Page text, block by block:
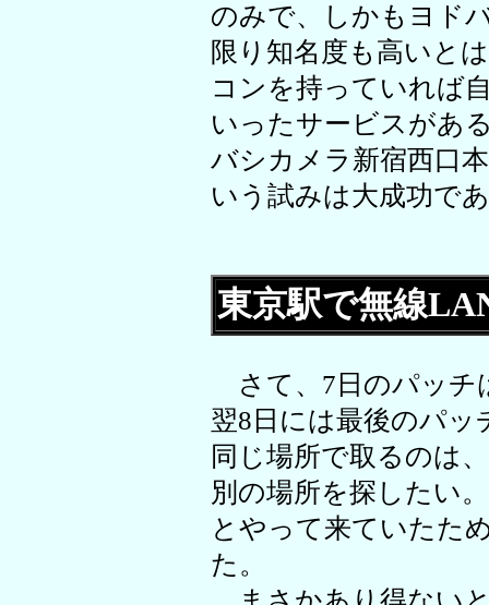
のみで、しかもヨド
限り知名度も高いと
コンを持っていれば
いったサービスがあ
バシカメラ新宿西口
いう試みは大成功で
東京駅で無線
さて、7日のパッチ
翌8日には最後のパ
同じ場所で取るのは
別の場所を探したい
とやって来ていたた
た。